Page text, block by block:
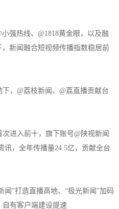
强热线、@1818黄金眼，以及融
新闻融合短视频传播指数稳居前
，@荔枝新闻、@荔直播贡献台
进入前十，旗下账号@陕视新闻
讯，全年传播量24.5亿，贡献全台
闻”打造直播高地、“极光新闻”加码
自有客户端建设提速